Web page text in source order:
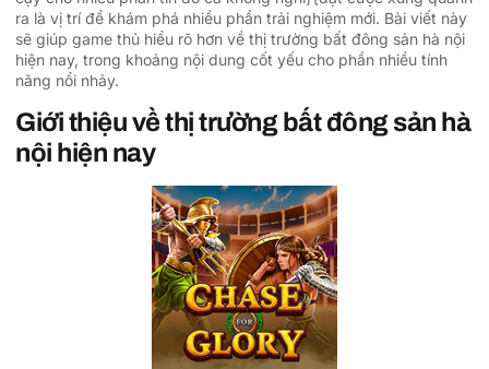
ra là vị trí để khám phá nhiều phần trải nghiệm mới. Bài viết này
sẽ giúp game thủ hiểu rõ hơn về thị trường bất đông sản hà nội
hiện nay, trong khoảng nội dung cốt yếu cho phần nhiều tính
năng nổi nhảy.
Giới thiệu về thị trường bất đông sản hà
nội hiện nay